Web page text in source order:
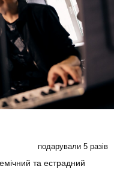
подарували 5 разів
та естрадний